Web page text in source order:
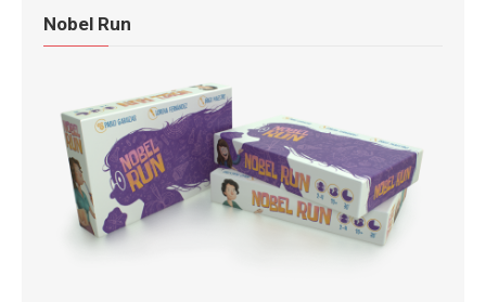
Nobel Run